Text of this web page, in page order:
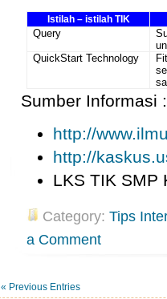
Istilah – istilah TIK
Query
QuickStart Technology
Sumber Informasi :
http://
http://
LKS TIK SMP
Category: Tips
a Comment
« Previous Entries